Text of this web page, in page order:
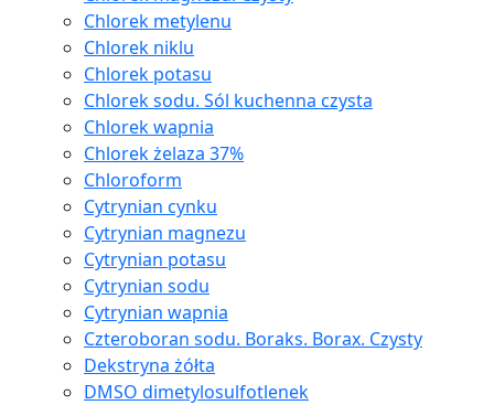
Chlorek metylenu
Chlorek niklu
Chlorek potasu
Chlorek sodu. Sól kuchenna czysta
Chlorek wapnia
Chlorek żelaza 37%
Chloroform
Cytrynian cynku
Cytrynian magnezu
Cytrynian potasu
Cytrynian sodu
Cytrynian wapnia
Czteroboran sodu. Boraks. Borax. Czysty
Dekstryna żółta
DMSO dimetylosulfotlenek